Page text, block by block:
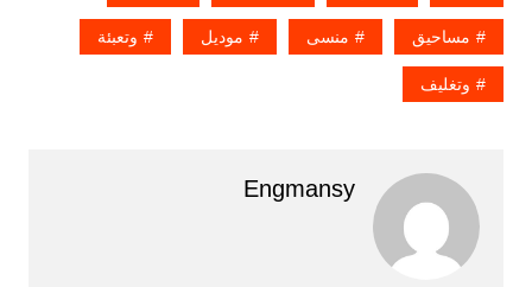
مساحيق منسى موديل وتعبئة
وتغليف
Engmansy